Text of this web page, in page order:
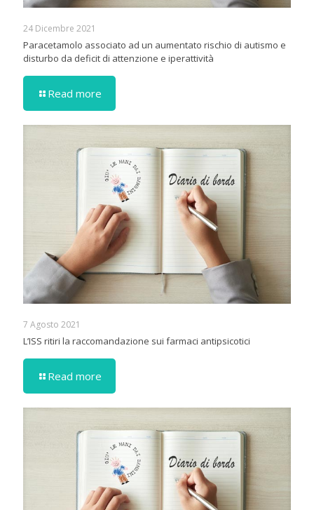
24 Dicembre 2021
Paracetamolo associato ad un aumentato rischio di autismo e
disturbo da deficit di attenzione e iperattività
Read more
7 Agosto 2021
L’ISS ritiri la raccomandazione sui farmaci antipsicotici
Read more